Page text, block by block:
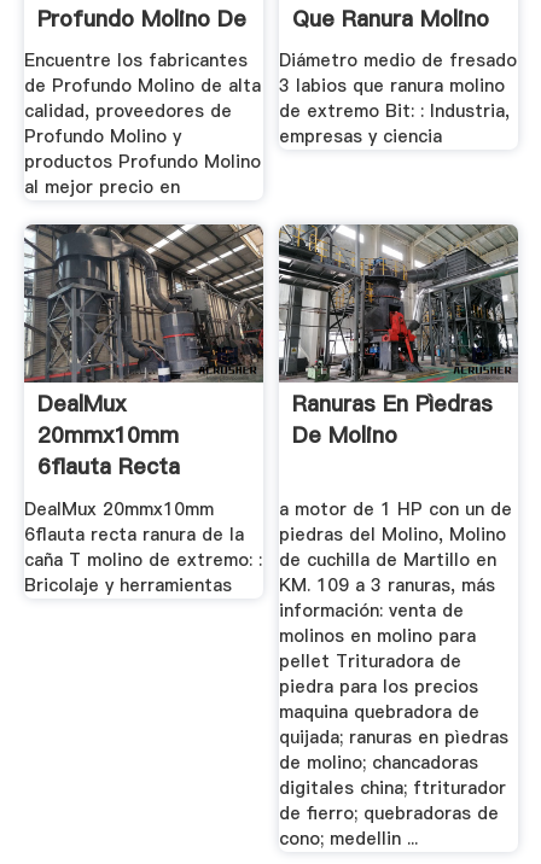
Profundo Molino De
Alta Calidad ...
Encuentre los fabricantes
de Profundo Molino de alta
calidad, proveedores de
Profundo Molino y
productos Profundo Molino
al mejor precio en
Que Ranura Molino
De ...
Diámetro medio de fresado
3 labios que ranura molino
de extremo Bit: : Industria,
empresas y ciencia
DealMux
20mmx10mm
6flauta Recta
Ranura De La Caña
T ...
DealMux 20mmx10mm
6flauta recta ranura de la
caña T molino de extremo: :
Bricolaje y herramientas
Ranuras En Pìedras
De Molino
a motor de 1 HP con un de
piedras del Molino, Molino
de cuchilla de Martillo en
KM. 109 a 3 ranuras, más
información: venta de
molinos en molino para
pellet Trituradora de
piedra para los precios
maquina quebradora de
quijada; ranuras en pìedras
de molino; chancadoras
digitales china; ftriturador
de fierro; quebradoras de
cono; medellin ...